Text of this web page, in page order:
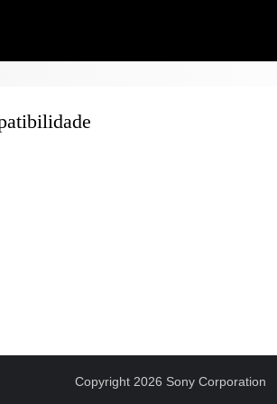
Copyright 2026 Sony Corporation